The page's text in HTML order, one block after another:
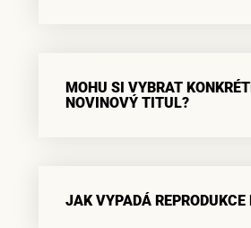
MOHU SI VYBRAT
NOVINOVÝ TITUL?
JAK VYPADÁ REPRODUKCE